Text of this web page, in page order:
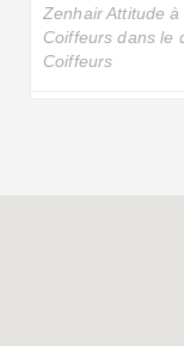
Zenhair Attitude
Coiffeurs dans le
Coiffeurs